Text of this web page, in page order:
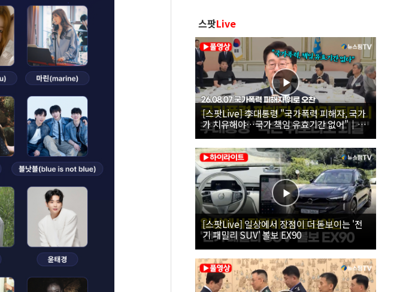
스팟Live
[스팟Live] 李대통령 "국가폭력 피해자, 국가
가 치유해야…국가 책임 유효기간 없어"｜
26.08.07 국가폭력 피해자 위로 오찬
[스팟Live] 일상에서 장점이 더 돋보이는 '전
기 패밀리 SUV' 볼보 EX90